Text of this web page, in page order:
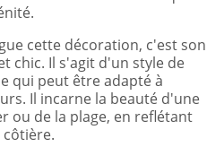
cette décoration, c'est son
chic. Il s'agit d'un style de
qui peut être adapté à
Il incarne la beauté d'une
ou de la plage, en reflétant
côtière.